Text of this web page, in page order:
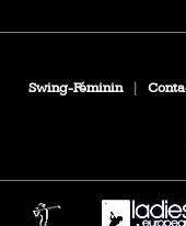
Swing-Féminin